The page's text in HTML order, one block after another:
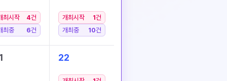
최시작 4건
최중
6건
개최시작 1건
개최중
10건
22